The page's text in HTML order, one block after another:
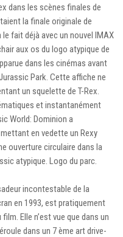
dans les scènes finales de
la finale originale de
fait déjà avec un nouvel IMAX
aux os du logo atypique de
dans les cinémas avant
Park. Cette affiche ne
un squelette de T-Rex.
et instantanément
World: Dominion a
en vedette un Rexy
ouverture circulaire dans la
atypique. Logo du parc.
incontestable de la
en 1993, est pratiquement
Elle n’est vue que dans un
dans un 7 ème art drive-